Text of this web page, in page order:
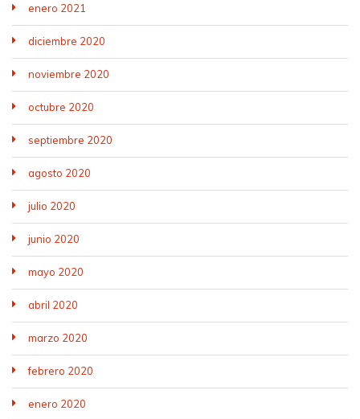
enero 2021
diciembre 2020
noviembre 2020
octubre 2020
septiembre 2020
agosto 2020
julio 2020
junio 2020
mayo 2020
abril 2020
marzo 2020
febrero 2020
enero 2020